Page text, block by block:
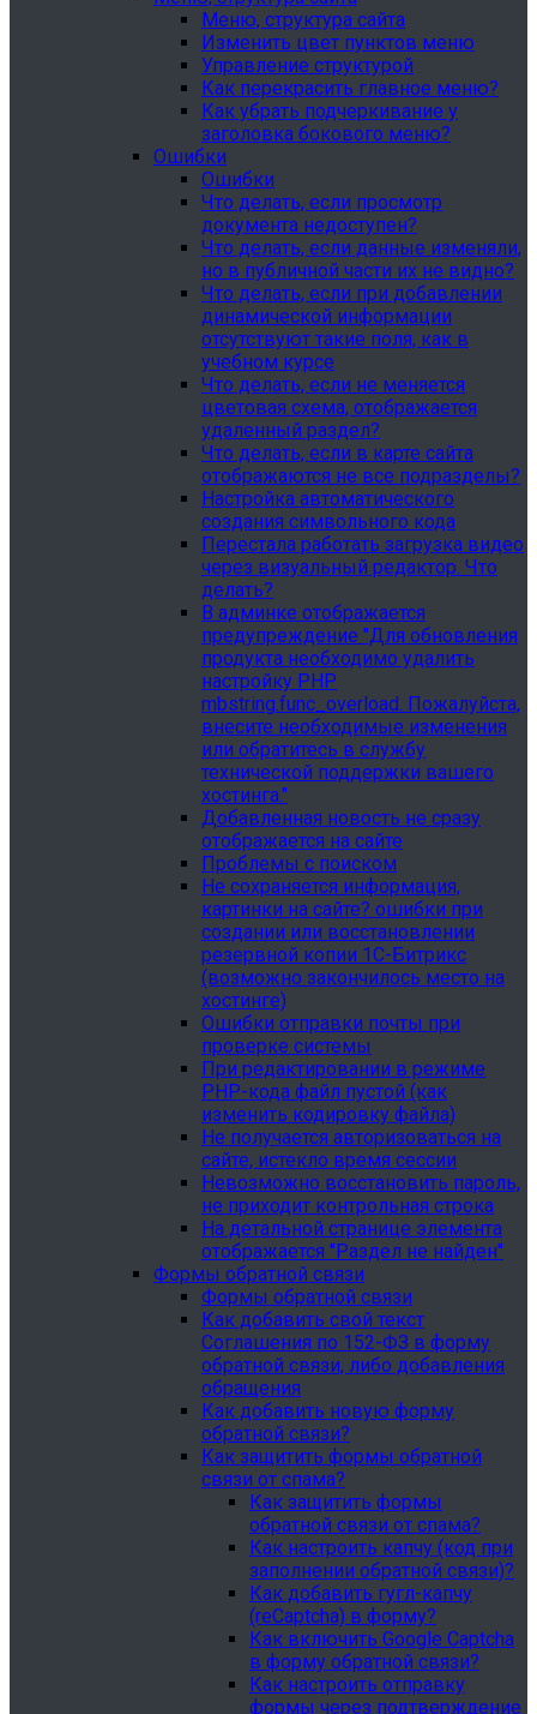
Меню, структура сайта
Изменить цвет пунктов меню
Управление структурой
Как перекрасить главное меню?
Как убрать подчеркивание у
заголовка бокового меню?
Ошибки
Ошибки
Что делать, если просмотр
документа недоступен?
Что делать, если данные изменяли,
но в публичной части их не видно?
Что делать, если при добавлении
динамической информации
отсутствуют такие поля, как в
учебном курсе
Что делать, если не меняется
цветовая схема, отображается
удаленный раздел?
Что делать, если в карте сайта
отображаются не все подразделы?
Настройка автоматического
создания символьного кода
Перестала работать загрузка видео
через визуальный редактор. Что
делать?
В админке отображается
предупреждение "Для обновления
продукта необходимо удалить
настройку PHP
mbstring.func_overload. Пожалуйста,
внесите необходимые изменения
или обратитесь в службу
технической поддержки вашего
хостинга."
Добавленная новость не сразу
отображается на сайте
Проблемы с поиском
Не сохраняется информация,
картинки на сайте? ошибки при
создании или восстановлении
резервной копии 1С-Битрикс
(возможно закончилось место на
хостинге)
Ошибки отправки почты при
проверке системы
При редактировании в режиме
PHP-кода файл пустой (как
изменить кодировку файла)
Не получается авторизоваться на
сайте, истекло время сессии
Невозможно восстановить пароль,
не приходит контрольная строка
На детальной странице элемента
отображается "Раздел не найден"
Формы обратной связи
Формы обратной связи
Как добавить свой текст
Соглашения по 152-ФЗ в форму
обратной связи, либо добавления
обращения
Как добавить новую форму
обратной связи?
Как защитить формы обратной
связи от спама?
Как защитить формы
обратной связи от спама?
Как настроить капчу (код при
заполнении обратной связи)?
Как добавить гугл-капчу
(reCaptcha) в форму?
Как включить Google Captcha
в форму обратной связи?
Как настроить отправку
формы через подтверждение